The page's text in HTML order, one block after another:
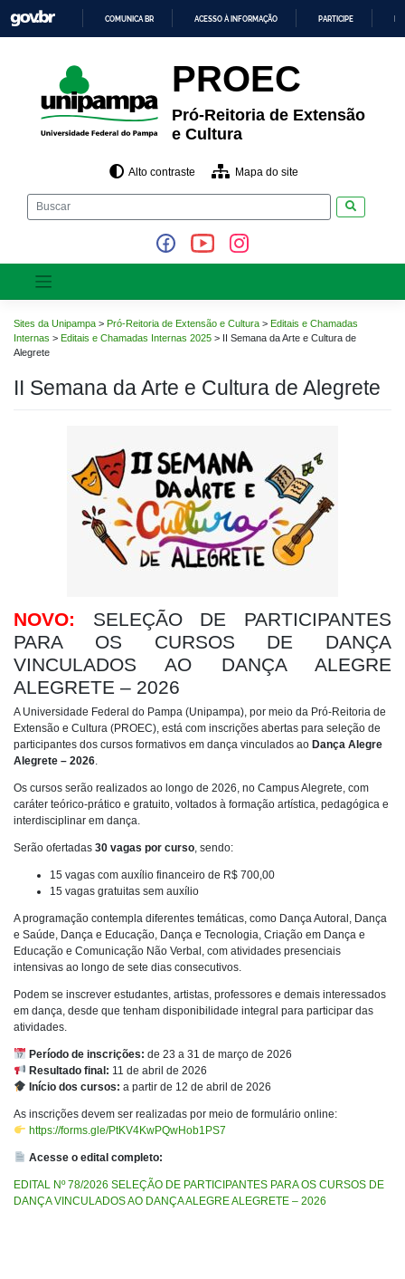
para
o
CONTEÚDO
COMUNICA BR ACESSO À INFORMAÇÃO PARTICIPE
PROEC
Pró-Reitoria de Extensão
e Cultura
Alto contraste Mapa do site
Sites da Unipampa > Pró-Reitoria de Extensão e Cultura > Editais e Chamadas
Internas > Editais e Chamadas Internas 2025 >
II Semana da Arte e Cultura de
Alegrete
II Semana da Arte e Cultura de Alegrete
NOVO: SELEÇÃO DE PARTICIPANTES
PARA OS CURSOS DE DANÇA
VINCULADOS AO DANÇA ALEGRE
ALEGRETE – 2026
A Universidade Federal do Pampa (Unipampa), por meio da Pró-Reitoria de
Extensão e Cultura (PROEC), está com inscrições abertas para seleção de
participantes dos cursos formativos em dança vinculados ao Dança Alegre
Alegrete – 2026.
Os cursos serão realizados ao longo de 2026, no Campus Alegrete, com
caráter teórico-prático e gratuito, voltados à formação artística, pedagógica e
interdisciplinar em dança.
Serão ofertadas 30 vagas por curso, sendo:
15 vagas com auxílio financeiro de R$ 700,00
15 vagas gratuitas sem auxílio
A programação contempla diferentes temáticas, como Dança Autoral, Dança
e Saúde, Dança e Educação, Dança e Tecnologia, Criação em Dança e
Educação e Comunicação Não Verbal, com atividades presenciais
intensivas ao longo de sete dias consecutivos.
Podem se inscrever estudantes, artistas, professores e demais interessados
em dança, desde que tenham disponibilidade integral para participar das
atividades.
Período de inscrições: de 23 a 31 de março de 2026
Resultado final: 11 de abril de 2026
Início dos cursos: a partir de 12 de abril de 2026
As inscrições devem ser realizadas por meio de formulário online:
https://forms.gle/PtKV4KwPQwHob1PS7
Acesse o edital completo:
EDITAL Nº 78/2026 SELEÇÃO DE PARTICIPANTES PARA OS CURSOS DE
DANÇA VINCULADOS AO DANÇA ALEGRE ALEGRETE – 2026